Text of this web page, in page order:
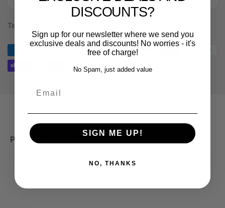
Teilen
Produktbeschreibung
DISCOUNTS?
Sign up for our newsletter where we send you
exclusive deals and discounts! No worries - it's
free of charge!
No Spam, just added value
SIGN ME UP!
NO, THANKS